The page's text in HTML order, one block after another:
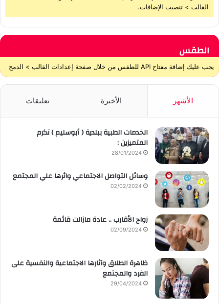
القالب > تنصيب الإضافات.
الطقس
يجب عليك إضافة مفتاح API للطقس من خلال صفحة إعدادات القالب > الدمج
الأشهر الأخيرة تعليقات
الخدمات الطبية ببلدية ( أبوسليم ) تكرم
المتميزين :
28/01/2024
وسائل التواصل الاجتماعي واثرها علي المجتمع
02/02/2024
زواج الأقارب .. عادة مازالت قائمة
02/09/2024
ظاهرة الطلاق وآثارها الاجتماعية والنفسية على
الفرد والمجتمع
29/04/2024